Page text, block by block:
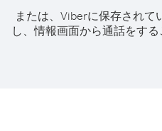
または、Viberに保存されて
し、情報画面から通話をする